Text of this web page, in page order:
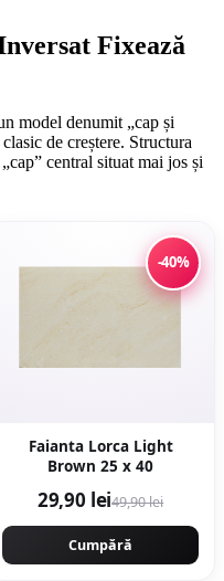
Fixează
model denumit „cap și
de creștere. Structura
central situat mai jos și
-40%
Faianta Lorca Light
Brown 25 x 40
29,90 lei49,90 lei
Cumpără